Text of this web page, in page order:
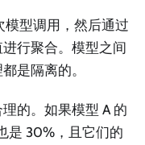
模型调用，然后通过
行聚合。模型之间
是隔离的。
的。如果模型 A 的
是 30%，且它们的